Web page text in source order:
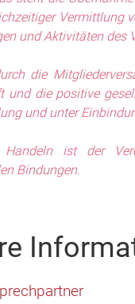
Vermittlung
und Aktivitäten des
die
und die positive
und unter
ist der
Bindungen.